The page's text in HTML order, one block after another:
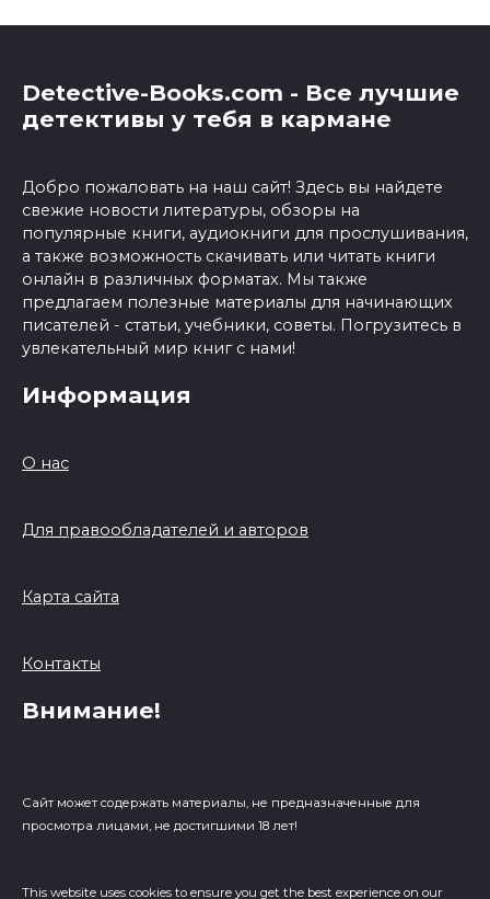
Detective-Books.com - Все лучшие
детективы у тебя в кармане
Добро пожаловать на наш сайт! Здесь вы найдете
свежие новости литературы, обзоры на
популярные книги, аудиокниги для прослушивания,
а также возможность скачивать или читать книги
онлайн в различных форматах. Мы также
предлагаем полезные материалы для начинающих
писателей - статьи, учебники, советы. Погрузитесь в
увлекательный мир книг с нами!
Информация
О нас
Для правообладателей и авторов
Карта сайта
Контакты
Внимание!
Сайт может содержать материалы, не предназначенные для
просмотра лицами, не достигшими 18 лет!
This website uses cookies to ensure you get the best experience on our